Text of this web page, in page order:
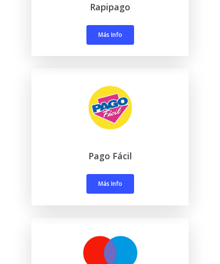
Rapipago
Más Info
Pago Fácil
Más Info